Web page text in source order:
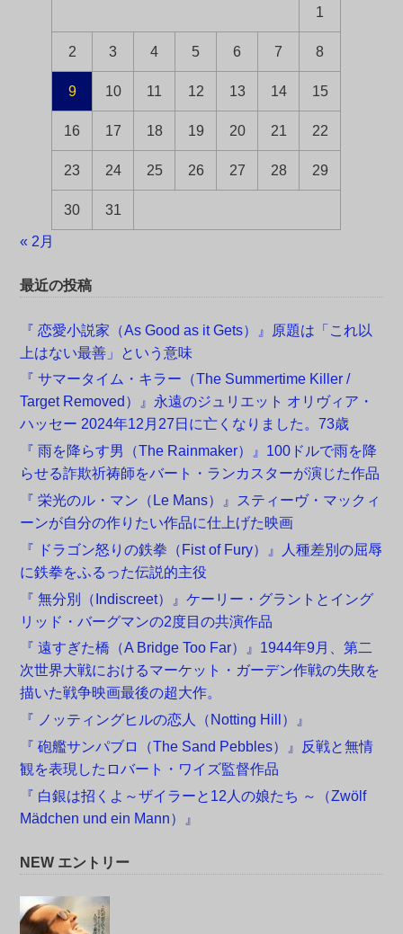
1
2 3 4 5 6 7 8
9 10 11 12 13 14 15
16 17 18 19 20 21 22
23 24 25 26 27 28 29
30 31
« 2月
最近の投稿
『 恋愛小説家（As Good as it Gets）』原題は「これ以
上はない最善」という意味
『 サマータイム・キラー（The Summertime Killer /
Target Removed）』永遠のジュリエット オリヴィア・
ハッセー 2024年12月27日に亡くなりました。73歳
『 雨を降らす男（The Rainmaker）』100ドルで雨を降
らせる詐欺祈祷師をバート・ランカスターが演じた作品
『 栄光のル・マン（Le Mans）』スティーヴ・マックィ
ーンが自分の作りたい作品に仕上げた映画
『 ドラゴン怒りの鉄拳（Fist of Fury）』人種差別の屈辱
に鉄拳をふるった伝説的主役
『 無分別（Indiscreet）』ケーリー・グラントとイング
リッド・バーグマンの2度目の共演作品
『 遠すぎた橋（A Bridge Too Far）』1944年9月、第二
次世界大戦におけるマーケット・ガーデン作戦の失敗を
描いた戦争映画最後の超大作。
『 ノッティングヒルの恋人（Notting Hill）』
『 砲艦サンパブロ（The Sand Pebbles）』反戦と無情
観を表現したロバート・ワイズ監督作品
『 白銀は招くよ～ザイラーと12人の娘たち ～（Zwölf
Mädchen und ein Mann）』
NEW エントリー